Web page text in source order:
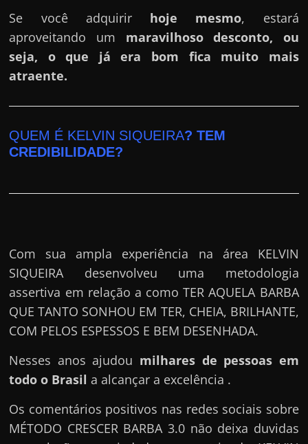
Se você adquirir hoje mesmo, estará
aproveitando um maravilhoso desconto, ou
seja, o que já era bom fica muito mais
atraente.
QUEM É KELVIN SIQUEIRA? TEM
CREDIBILIDADE?
Com sua ampla experiência na área KELVIN
SIQUEIRA desenvolveu uma metodologia
assertiva em relação a como TER AQUELA BARBA
QUE TANTO SONHOU EM TER, CHEIA, BRILHANTE,
COM PELOS ESPESSOS E BEM DESENHADA.
Nesses anos ajudou milhares de pessoas em
todo o Brasil a alcançar a excelência .
Os comentários positivos nas redes sociais sobre
MÉTODO CRESCER BARBA 3.0 não deixa duvidas